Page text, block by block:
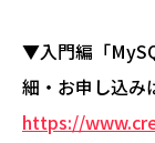
▼入門編「
細・お申し込み
https://